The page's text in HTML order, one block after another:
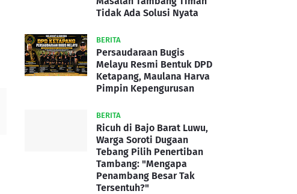
Tidak Ada Solusi Nyata
BERITA
Persaudaraan Bugis
Melayu Resmi Bentuk DPD
Ketapang, Maulana Harva
Pimpin Kepengurusan
BERITA
Ricuh di Bajo Barat Luwu,
Warga Soroti Dugaan
Tebang Pilih Penertiban
Tambang: "Mengapa
Penambang Besar Tak
Tersentuh?"